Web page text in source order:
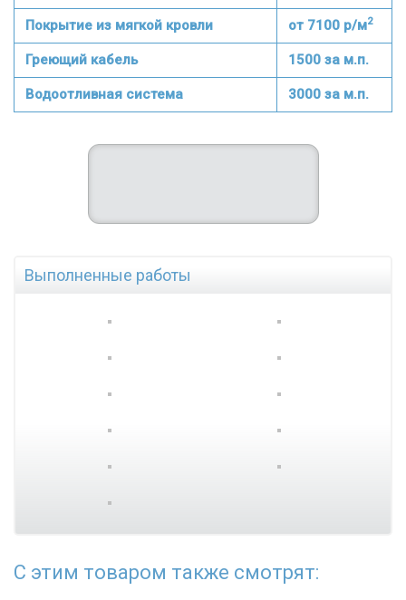
Покрытие из мягкой кровли от 7100 р/м2
Греющий кабель 1500 за м.п.
Водоотливная система 3000 за м.п.
Выполненные работы
С этим товаром также смотрят: